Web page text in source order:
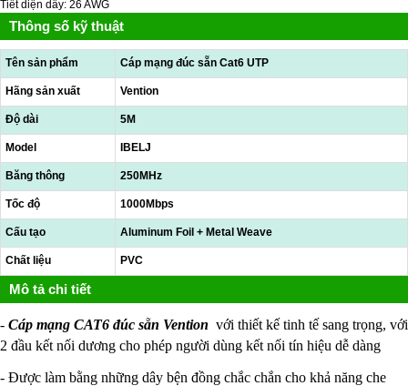
Tiết diện dây: 26 AWG
Thông số kỹ thuật
Tên sản phẩm Cáp mạng đúc sẵn Cat6 UTP
Hãng sản xuất Vention
Độ dài 5M
Model IBELJ
Băng thông 250MHz
Tốc độ 1000Mbps
Cấu tạo Aluminum Foil + Metal Weave
Chất liệu PVC
Mô tả chi tiết
- Cáp mạng CAT6 đúc sẵn Vention với thiết kế tinh tế sang trọng, với
2 đầu kết nối dương cho phép người dùng kết nối tín hiệu dễ dàng
- Được làm bằng những dây bện đồng chắc chắn cho khả năng che